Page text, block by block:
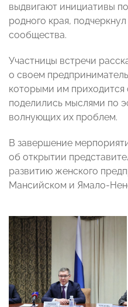
выдвигают инициативы
родного края,
сообщества.
Участницы встречи
о своем
которыми им приходится
поделились мыслями по
волнующих их проблем.
В завершение
об открытии
развитию женского
Мансийском и Ямало-